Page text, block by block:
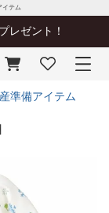
イテム
レゼント！
準備アイテム